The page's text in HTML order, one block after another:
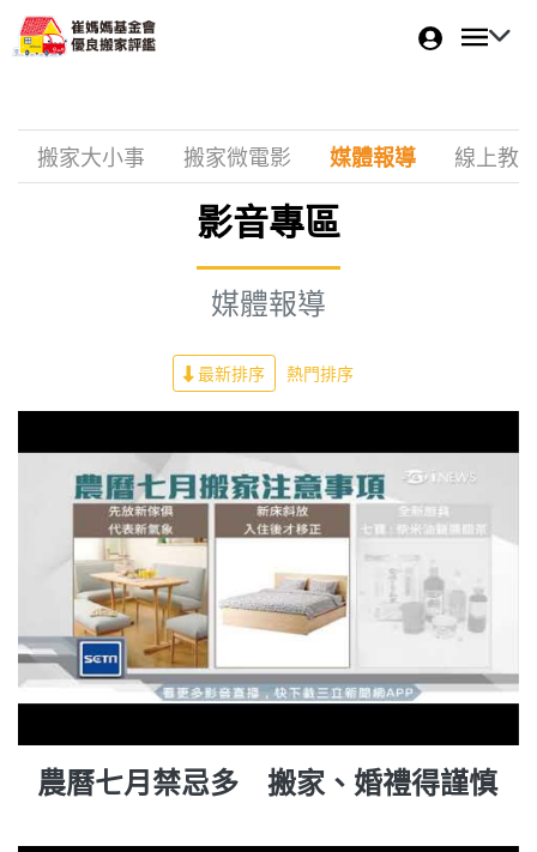
搬家大小事 搬家微電影 媒體報導 線上教
影音專區
媒體報導
最新排序 熱門排序
農曆七月禁忌多 搬家、婚禮得謹慎